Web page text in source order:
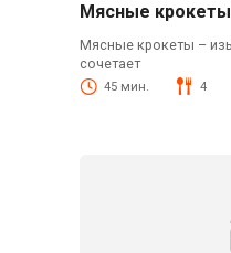
Мясные
Мясные крокеты –
сочетает
45 мин. 4